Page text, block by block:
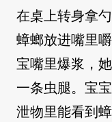
在桌上转身拿
蟑螂放进嘴里
宝嘴里爆浆，
一条虫腿。宝
泄物里能看到蟑